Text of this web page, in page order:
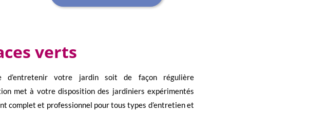
verts
d’entretenir votre jardin soit de façon régulière
met à votre disposition des jardiniers expérimentés
complet et professionnel pour tous types d’entretien et